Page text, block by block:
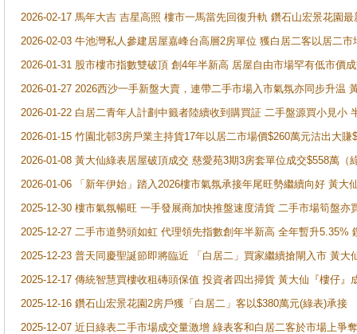
2026-02-17 馬年大吉 吉星高照 樓市一馬當先回復升軌 鑽石山宏景花園
2026-02-03 牛池灣私人參建居屋嘉峰台高層2房單位 獲白居二客以居二市
2026-01-31 股市樓市指數雙破頂 創4年半新高 居屋自由市場罕有低市價
2026-01-27 2026西沙一手新盤大賣，連帶二手市場入市氣氛亦同步升温
2026-01-22 白居二青年人計劃中籤者陸續收到購買証 二手盤源買小見小
2026-01-15 竹園北邨3房戶業主持貨17年以居二市場價$260萬元沽出大賺
2026-01-08 黃大仙綠表居屋破頂成交 慈愛苑3期3房套單位成交$558萬（
2026-01-06 「新年伊始」踏入2026樓市氣氛承接年尾旺勢繼續向好 黃
2025-12-30 樓市氣氛暢旺 一手發展商加快推盤速度清貨 二手市場筍盤
2025-12-27 二手市道勢頭如虹 代理領先指數創年半新高 全年暫升5.35%
2025-12-23 普天同慶聖誕節即將臨近 「白居二」買家繼續搶閘入市 黃
2025-12-17 傳統智慧買樓收租磚頭保值 投資者四出掃貨 黃大仙『樓仔
2025-12-16 鑽石山宏景花園2房戶獲「白居二」客以$380萬元(綠表)承接
2025-12-07 近日綠表二手市場成交量激增 綠表客和白居二客於市場上